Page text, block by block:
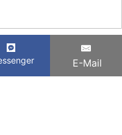
E-Mail